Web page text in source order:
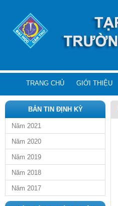
TRANG CHỦ GIỚI THIỆU
BẢN TIN ĐỊNH KỲ
Năm 2021
Năm 2020
Năm 2019
Năm 2018
Năm 2017